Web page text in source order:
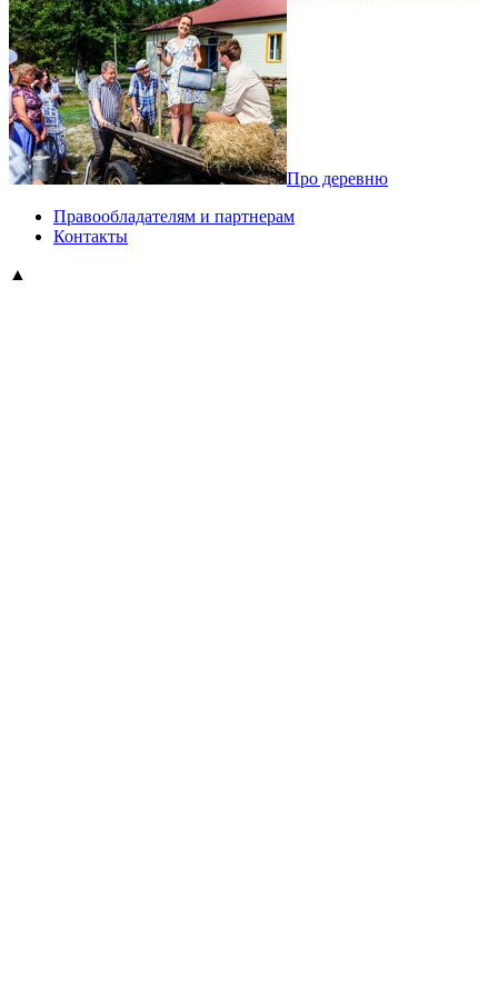
Про деревню
Правообладателям и партнерам
Контакты
▲